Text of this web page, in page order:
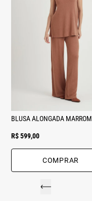
BLUSA ALONGADA MARROM
R$ 599,00
COMPRAR